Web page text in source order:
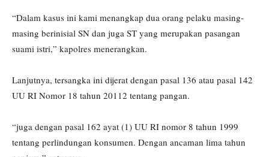
“Dalam kasus ini kami menangkap dua orang pelaku masing-
masing berinisial SN dan juga ST yang merupakan pasangan
suami istri,” kapolres menerangkan.
Lanjutnya, tersangka ini dijerat dengan pasal 136 atau pasal 142
UU RI Nomor 18 tahun 20112 tentang pangan.
“juga dengan pasal 162 ayat (1) UU RI nomor 8 tahun 1999
tentang perlindungan konsumen. Dengan ancaman lima tahun